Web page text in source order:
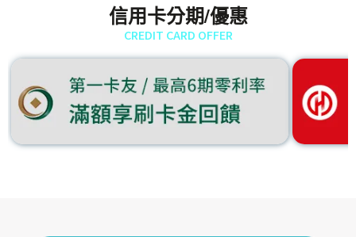
信用卡分期/優惠
CREDIT CARD OFFER